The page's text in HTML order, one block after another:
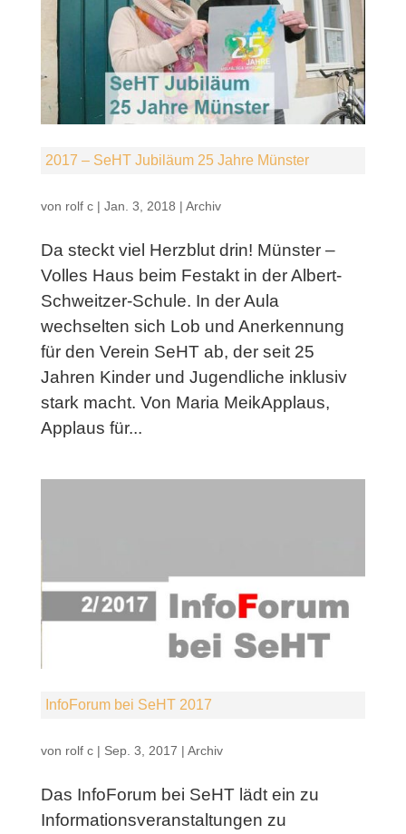
2017 – SeHT Jubiläum 25 Jahre Münster
von rolf c| Jan. 3, 2018 | Archiv
Da steckt viel Herzblut drin! Münster –
Volles Haus beim Festakt in der Albert-
Schweitzer-Schule. In der Aula
wechselten sich Lob und Anerkennung
für den Verein SeHT ab, der seit 25
Jahren Kinder und Jugendliche inklusiv
stark macht. Von Maria MeikApplaus,
Applaus für...
InfoForum bei SeHT 2017
von rolf c| Sep. 3, 2017 | Archiv
Das InfoForum bei SeHT lädt ein zu
Informationsveranstaltungen zu